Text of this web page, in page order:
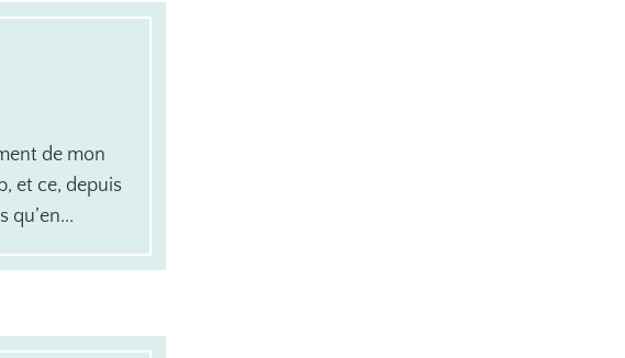
de mon
et ce, depuis
qu’en...